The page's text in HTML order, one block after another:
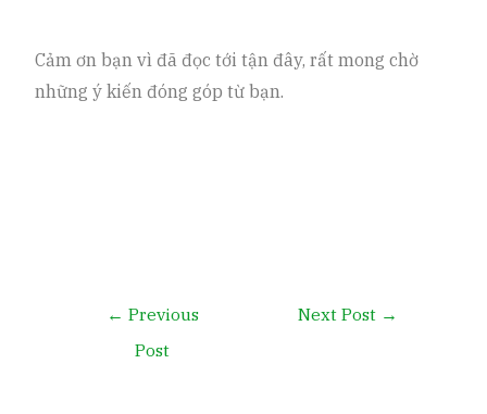
Cảm ơn bạn vì đã đọc tới tận đây, rất mong chờ
những ý kiến đóng góp từ bạn.
← Previous
Post
Next Post →